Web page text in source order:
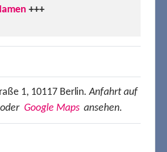
+++
1, 10117 Berlin.Anfahrt auf
oder Google Mapsansehen.